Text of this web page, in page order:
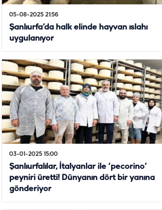
05-08-2025 21:56
Şanlıurfa’da halk elinde hayvan ıslahı
uygulanıyor
03-01-2025 15:00
Şanlıurfalılar, İtalyanlar ile ‘pecorino’
peyniri üretti! Dünyanın dört bir yanına
gönderiyor